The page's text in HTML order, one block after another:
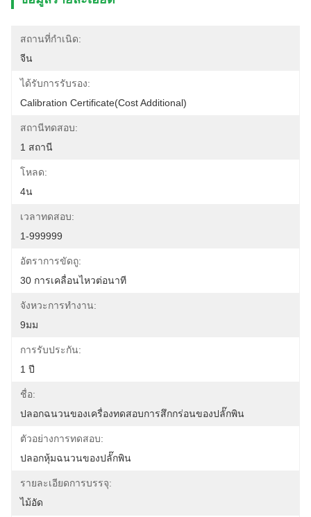
สถานที่กำเนิด:
จีน
ได้รับการรับรอง:
Calibration Certificate(cost Additional)
สถานีทดสอบ:
1 สถานี
โหลด:
4น
เวลาทดสอบ:
1-999999
อัตราการขัดถู:
30 การเคลื่อนไหวต่อนาที
จังหวะการทำงาน:
9มม
การรับประกัน:
1 ปี
ชื่อ:
ปลอกฉนวนของเครื่องทดสอบการสึกกร่อนของปลั๊กพิน
ตัวอย่างการทดสอบ:
ปลอกหุ้มฉนวนของปลั๊กพิน
รายละเอียดการบรรจุ:
ไม้อัด